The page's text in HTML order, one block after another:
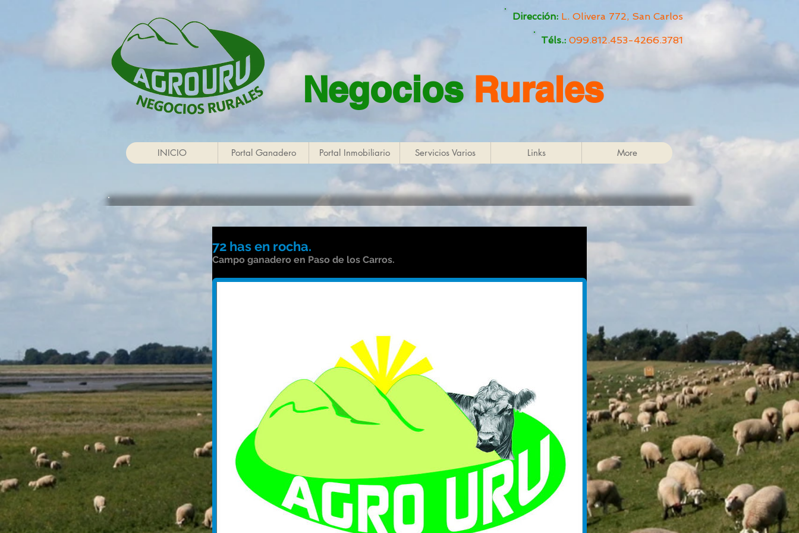
Dirección: L. Olivera 772, San Carlos
Téls.: 099.812.453-4266.3781
Negocios Rurales
INICIO Portal Ganadero Portal Inmobiliario Servicios Varios Links More
72 has en rocha.
Campo ganadero en Paso de los Carros.